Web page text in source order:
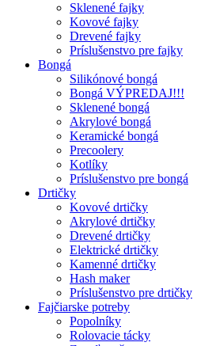
Sklenené fajky
Kovové fajky
Drevené fajky
Príslušenstvo pre fajky
Bongá
Silikónové bongá
Bongá VÝPREDAJ!!!
Sklenené bongá
Akrylové bongá
Keramické bongá
Precoolery
Kotlíky
Príslušenstvo pre bongá
Drtičky
Kovové drtičky
Akrylové drtičky
Drevené drtičky
Elektrické drtičky
Kamenné drtičky
Hash maker
Príslušenstvo pre drtičky
Fajčiarske potreby
Popolníky
Rolovacie tácky